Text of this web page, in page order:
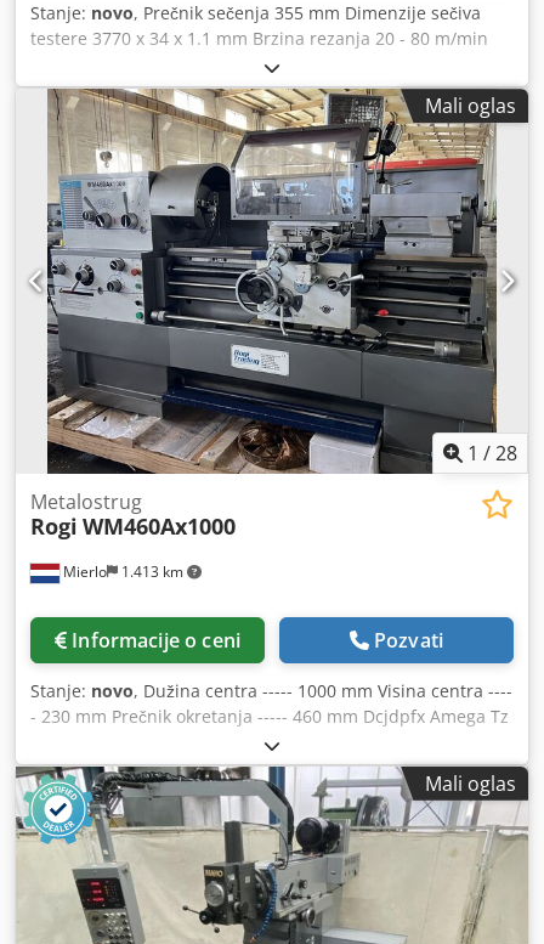
Stanje: novo, Prečnik sečenja 355 mm Dimenzije sečiva
testere 3770 x 34 x 1.1 mm Brzina rezanja 20 - 80 m/min
Širina sečenja 490 x 280 mm Kapacitet sečenja na 45° Oko
290 mm Kapacitet sečenja na 45° kvadratnih 250 mm
Kapacitet sečenja na 60° oko 230 mm Kapacitet sečenja na
60° kvadratnih 180 mm Napon veze 400 volti Ukupan
zahtev za napajanje 2,2 kW Mašinska težina oko 0,7 t
Dimenzije L x W x H 1.43 x 0.72 x 1.7 m Mitre bend je video
poluautomatik - Mitre seče do 45° levo + desno Dodpfx
Aemhm Aqomyeck - Mitre seče do 60° desno - Stezanje
vise sa uređajem za brzo puštanje - Kontrola napetosti
kaiša putem merača pritiska - Elektri. Automatsko hlađenje
Mali oglas
1 /28
Mierlo 1.413 km
Metalostrug
Rogi WM460Ax1000
Informacije o ceni Pozvati
Stanje: novo, Dužina centra ----- 1000 mm Visina centra ----
- 230 mm Prečnik okretanja ----- 460 mm Dcjdpfx Amega Tz
Ujyok Glavna vretena ----- 80 mm Širina kreveta ----- 336
mm Brzina vretena ----- 25-1800 rpm Motor ----- 5,5 KW
TEŠKA DUŽNOST - TEŽINA 2400 KG UKLJUČUJUĆI * 3-osa
digitalnog readout brenda SINO * Brza promena držača
dleta tip Multifix TOOB2 sa 4 barže * 3-Chuck 250 mm * 4-
Chuck 320 mm * Klempavi tanjir 350 mm * Fiksne i prateće
naočare * LED radno svetlo i rashladni sistem * Električna
kočnica CE * Grudi sa raznim alatima
Mali oglas